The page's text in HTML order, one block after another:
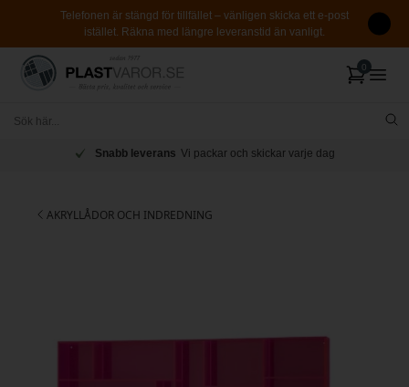
Telefonen är stängd för tillfället – vänligen skicka ett e-post
istället. Räkna med längre leveranstid än vanligt.
Snabb leverans Vi packar och skickar varje dag
AKRYLLÅDOR OCH INDREDNING